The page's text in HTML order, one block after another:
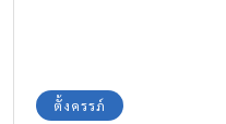
ตั้งครรภ์